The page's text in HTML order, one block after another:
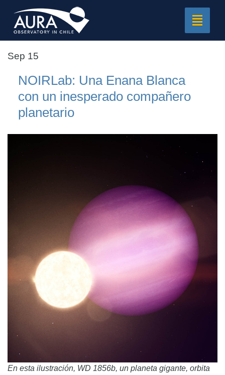
Toggle
Sep 15
NOIRLab: Una Enana Blanca
con un inesperado compañero
planetario
En esta ilustración, WD 1856b, un planeta gigante, orbita